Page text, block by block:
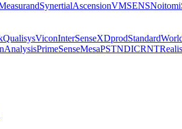
SynertialAscensionVMSENSNoitom
QualisysViconInterSenseXDprodStandard
PrimeSenseMesaPSTNDICRNTRealis